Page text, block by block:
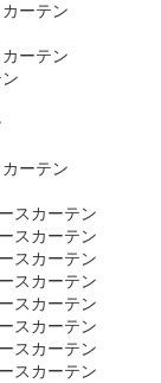
ーテン
ーテン
ーテン
スカーテン
スカーテン
スカーテン
スカーテン
スカーテン
スカーテン
スカーテン
スカーテン